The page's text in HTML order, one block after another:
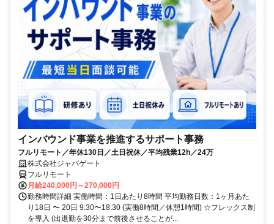
インバウンド事業を推進するサポート事務
フルリモート／年休130日／土日祝休／平均残業12h／24万
株式会社ジャパゲート
フルリモート
月給240,000円～270,000円
勤務時間詳細 実働時間：1日あたり8時間 平均勤務日数：1ヶ月あた
り18日 〜 20日 9:30〜18:30 (実働8時間／休憩1時間) ☆フレックス制
を導入 (出退勤を30分まで前後させることが...